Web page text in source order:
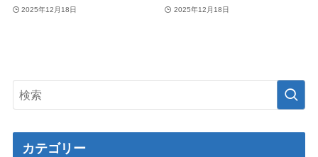
2025年12月18日 2025年12月18日
カテゴリー